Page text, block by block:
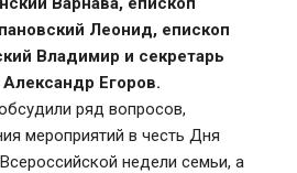
Леонид, епископ
Владимир и секретарь
Егоров.
ряд вопросов,
мероприятий в честь Дня
недели семьи, а